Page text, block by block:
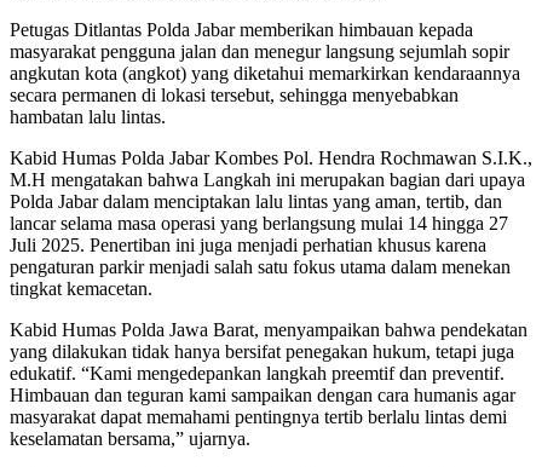
Petugas Ditlantas Polda Jabar memberikan himbauan kepada
masyarakat pengguna jalan dan menegur langsung sejumlah sopir
angkutan kota (angkot) yang diketahui memarkirkan kendaraannya
secara permanen di lokasi tersebut, sehingga menyebabkan
hambatan lalu lintas.
Kabid Humas Polda Jabar Kombes Pol. Hendra Rochmawan S.I.K.,
M.H mengatakan bahwa Langkah ini merupakan bagian dari upaya
Polda Jabar dalam menciptakan lalu lintas yang aman, tertib, dan
lancar selama masa operasi yang berlangsung mulai 14 hingga 27
Juli 2025. Penertiban ini juga menjadi perhatian khusus karena
pengaturan parkir menjadi salah satu fokus utama dalam menekan
tingkat kemacetan.
Kabid Humas Polda Jawa Barat, menyampaikan bahwa pendekatan
yang dilakukan tidak hanya bersifat penegakan hukum, tetapi juga
edukatif. “Kami mengedepankan langkah preemtif dan preventif.
Himbauan dan teguran kami sampaikan dengan cara humanis agar
masyarakat dapat memahami pentingnya tertib berlalu lintas demi
keselamatan bersama,” ujarnya.